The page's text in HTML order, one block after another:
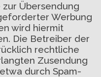
Übersendung
Werbung
wird hiermit
Die Betreiber der
rechtliche
Zusendung
durch Spam-